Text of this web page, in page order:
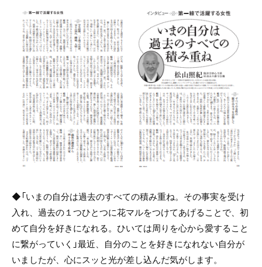
◆「いまの自分は過去のすべての積み重ね。その事実を受け
入れ、過去の１つひとつに花マルをつけてあげることで、初
めて自分を好きになれる。ひいては周りを心から愛すること
に繋がっていく」最近、自分のことを好きになれない自分が
いましたが、心にスッと光が差し込んだ気がします。